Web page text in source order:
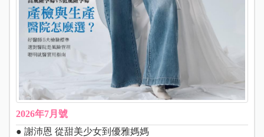
2026年7月號
● 謝沛恩 從甜美少女到優雅媽媽